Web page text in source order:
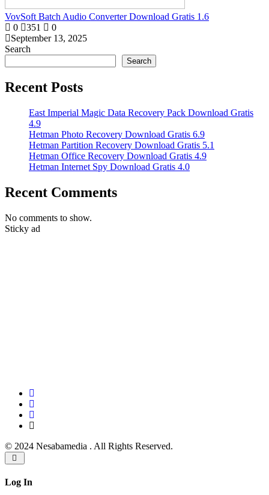
VovSoft Batch Audio Converter Download Gratis 1.6
0
351
0
September 13, 2025
Search
Search
Recent Posts
East Imperial Magic Data Recovery Pack Download Gratis
4.9
Hetman Photo Recovery Download Gratis 6.9
Hetman Partition Recovery Download Gratis 5.1
Hetman Office Recovery Download Gratis 4.9
Hetman Internet Spy Download Gratis 4.0
Recent Comments
No comments to show.
Sticky ad
© 2024 Nesabamedia . All Rights Reserved.
Log In